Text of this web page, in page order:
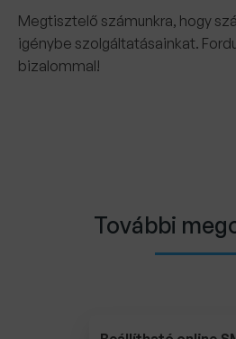
Megtisztelő számunkra, hogy
igénybe szolgáltatásainkat.
bizalommal!
További